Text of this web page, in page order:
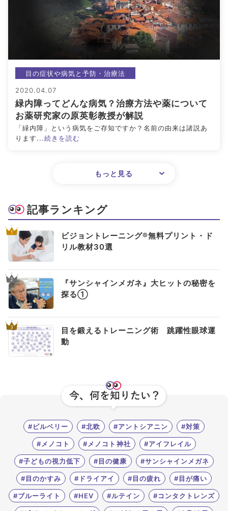
目の症状や病気と予防・治療法
2020.04.07
緑内障ってどんな病気？治療方法や薬について
お薬研究家の原英彰教授が解説
「緑内障」という病気をご存知ですか？名前の由来は諸説あ
ります...続きを読む
もっと見る
記事ランキング
1
ビジョントレーニング®無料プリント・ド
リル教材30選
2
『サンシャインメガネ』大ヒットの秘密を
探る①
3
目を鍛えるトレーニング術 跳躍性眼球運
動
#ビルベリー #北欧 #アントシアニン #対策
#メノコト #メノコト神社 #アイフレイル
#子どもの視力低下 #目の健康 #サンシャインメガネ
#目のかすみ #ドライアイ #目の疲れ #目が痛い
#ブルーライト #HEV #ルテイン #コンタクトレンズ